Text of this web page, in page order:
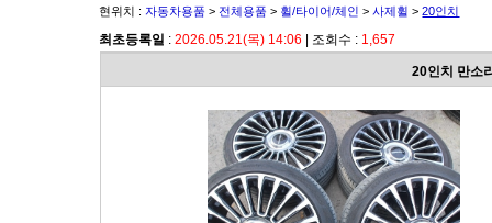
현위치 :자동차용품 > 전체용품 > 휠/타이어/체인 >사제휠 >20인치
최초등록일 :2026.05.21(목) 14:06 | 조회수 : 1,657
20인치 만소